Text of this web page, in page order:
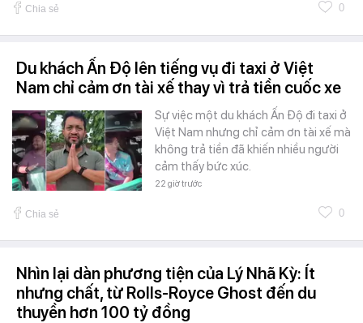
Chia sẻ 0
Du khách Ấn Độ lên tiếng vụ đi taxi ở Việt
Nam chỉ cảm ơn tài xế thay vì trả tiền cuốc xe
Sự việc một du khách Ấn Độ đi taxi ở
Việt Nam nhưng chỉ cảm ơn tài xế mà
không trả tiền đã khiến nhiều người
cảm thấy bức xúc.
22 giờ trước
Chia sẻ 0
Nhìn lại dàn phương tiện của Lý Nhã Kỳ: Ít
nhưng chất, từ Rolls-Royce Ghost đến du
thuyền hơn 100 tỷ đồng